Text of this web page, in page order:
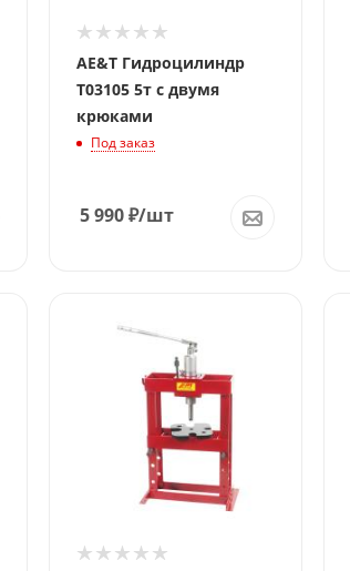
АE&T Гидроцилиндр
T03105 5т с двумя
крюками
Под заказ
5 990₽/шт